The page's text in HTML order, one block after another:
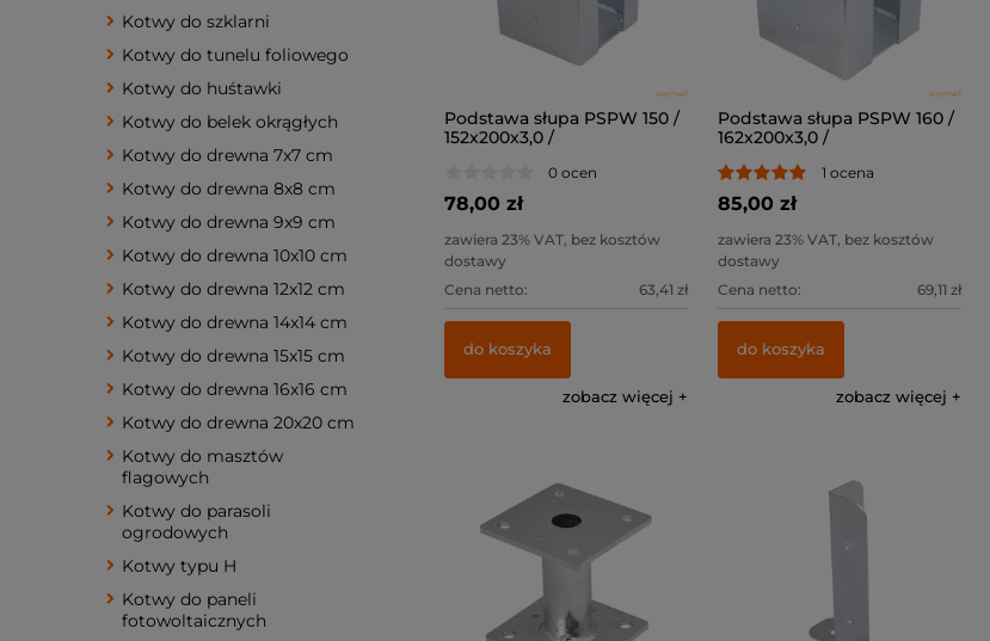
Kotwy do szklarni
Kotwy do tunelu foliowego
Kotwy do huśtawki
Kotwy do belek okrągłych
Kotwy do drewna 7x7 cm
Kotwy do drewna 8x8 cm
Kotwy do drewna 9x9 cm
Kotwy do drewna 10x10 cm
Kotwy do drewna 12x12 cm
Kotwy do drewna 14x14 cm
Kotwy do drewna 15x15 cm
Kotwy do drewna 16x16 cm
Kotwy do drewna 20x20 cm
Kotwy do masztów
flagowych
Kotwy do parasoli
ogrodowych
Kotwy typu H
Kotwy do paneli
fotowoltaicznych
Podstawa słupa PSPW 150 /
152x200x3,0 /
0 ocen
78,00 zł
zawiera 23% VAT, bez kosztów
dostawy
Cena netto:
63,41 zł
do koszyka
zobacz więcej
Podstawa słupa PSPW 160 /
162x200x3,0 /
1 ocena
85,00 zł
zawiera 23% VAT, bez kosztów
dostawy
Cena netto:
69,11 zł
do koszyka
zobacz więcej